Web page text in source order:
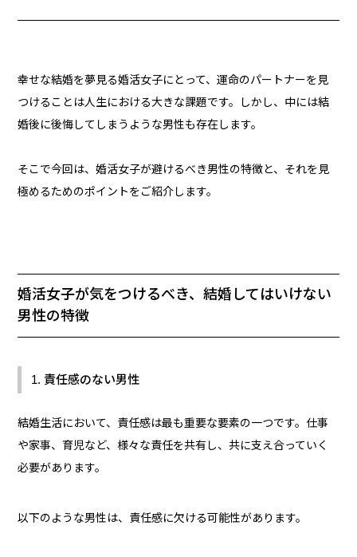
幸せな結婚を夢見る婚活女子にとって、運命のパートナーを見
つけることは人生における大きな課題です。しかし、中には結
婚後に後悔してしまうような男性も存在します。
そこで今回は、婚活女子が避けるべき男性の特徴と、それを見
極めるためのポイントをご紹介します。
婚活女子が気をつけるべき、結婚してはいけない
男性の特徴
1. 責任感のない男性
結婚生活において、責任感は最も重要な要素の一つです。仕事
や家事、育児など、様々な責任を共有し、共に支え合っていく
必要があります。
以下のような男性は、責任感に欠ける可能性があります。